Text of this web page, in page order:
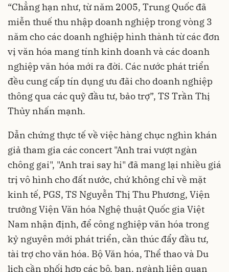
“Chẳng hạn như, từ năm 2005, Trung Quốc đã
miễn thuế thu nhập doanh nghiệp trong vòng 3
năm cho các doanh nghiệp hình thành từ các đơn
vị văn hóa mang tính kinh doanh và các doanh
nghiệp văn hóa mới ra đời. Các nước phát triển
đều cung cấp tín dụng ưu đãi cho doanh nghiệp
thông qua các quỹ đầu tư, bảo trợ”, TS Trần Thị
Thủy nhấn mạnh.
Dẫn chứng thực tế về việc hàng chục nghìn khán
giả tham gia các concert "Anh trai vượt ngàn
chông gai", "Anh trai say hi" đã mang lại nhiều giá
trị vô hình cho đất nước, chứ không chỉ về mặt
kinh tế, PGS, TS Nguyễn Thị Thu Phương, Viện
trưởng Viện Văn hóa Nghệ thuật Quốc gia Việt
Nam nhận định, để công nghiệp văn hóa trong
kỷ nguyên mới phát triển, cần thúc đẩy đầu tư,
tài trợ cho văn hóa. Bộ Văn hóa, Thể thao và Du
lịch cần phối hợp các bộ, ban, ngành liên quan